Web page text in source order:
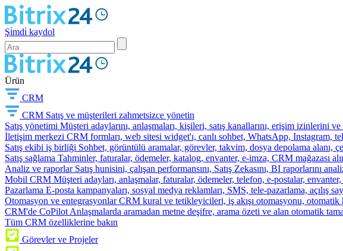
Şi̇mdi̇ kaydol
Ürün
CRM
CRM Satış ve müşterileri zahmetsizce yönetin
Satış yönetimi Müşteri adaylarını, anlaşmaları, kişileri, satış kanallarını, erişim izinlerini
İletişim merkezi CRM formları, web sitesi widget'ı, canlı sohbet, WhatsApp, Instagram,
Satış ekibi iş birliği Sohbet, görüntülü aramalar, görevler, takvim, dosya depolama alanı,
Satış sağlama Tahminler, faturalar, ödemeler, katalog, envanter, e-imza, CRM mağazası
Analiz ve raporlar Satış hunisini, çalışan performansını, Satış Zekasını, BI raporlarını
Mobil CRM Müşteri adayları, anlaşmalar, faturalar, ödemeler, telefon, e-postalar,
Pazarlama E-posta kampanyaları, sosyal medya reklamları, SMS, tele-pazarlama, açılış
Otomasyon ve entegrasyonlar CRM kural ve tetikleyicileri, iş akışı otomasyonu, otomatik
CRM'de CoPilot Anlaşmalarda aramadan metne deşifre, arama özeti ve alan otomatik
Tüm CRM özelliklerine bakın
Görevler ve Projeler